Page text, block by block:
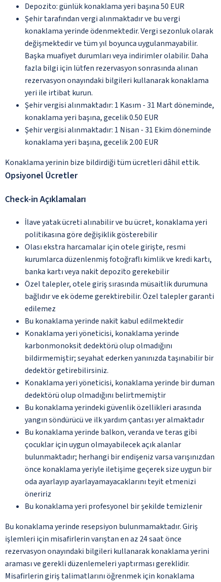
Depozito: günlük konaklama yeri başına 50 EUR
Şehir tarafından vergi alınmaktadır ve bu vergi
konaklama yerinde ödenmektedir. Vergi sezonluk olarak
değişmektedir ve tüm yıl boyunca uygulanmayabilir.
Başka muafiyet durumları veya indirimler olabilir. Daha
fazla bilgi için lütfen rezervasyon sonrasında alınan
rezervasyon onayındaki bilgileri kullanarak konaklama
yeri ile irtibat kurun.
Şehir vergisi alınmaktadır: 1 Kasım - 31 Mart döneminde,
konaklama yeri başına, gecelik 0.50 EUR
Şehir vergisi alınmaktadır: 1 Nisan - 31 Ekim döneminde
konaklama yeri başına, gecelik 2.00 EUR
Konaklama yerinin bize bildirdiği tüm ücretleri dâhil ettik.
Opsiyonel Ücretler
Check-in Açıklamaları
İlave yatak ücreti alınabilir ve bu ücret, konaklama yeri
politikasına göre değişiklik gösterebilir
Olası ekstra harcamalar için otele girişte, resmi
kurumlarca düzenlenmiş fotoğraflı kimlik ve kredi kartı,
banka kartı veya nakit depozito gerekebilir
Özel talepler, otele giriş sırasında müsaitlik durumuna
bağlıdır ve ek ödeme gerektirebilir. Özel talepler garanti
edilemez
Bu konaklama yerinde nakit kabul edilmektedir
Konaklama yeri yöneticisi, konaklama yerinde
karbonmonoksit dedektörü olup olmadığını
bildirmemiştir; seyahat ederken yanınızda taşınabilir bir
dedektör getirebilirsiniz.
Konaklama yeri yöneticisi, konaklama yerinde bir duman
dedektörü olup olmadığını belirtmemiştir
Bu konaklama yerindeki güvenlik özellikleri arasında
yangın söndürücü ve ilk yardım çantası yer almaktadır
Bu konaklama yerinde balkon, veranda ve teras gibi
çocuklar için uygun olmayabilecek açık alanlar
bulunmaktadır; herhangi bir endişeniz varsa varışınızdan
önce konaklama yeriyle iletişime geçerek size uygun bir
oda ayarlayıp ayarlayamayacaklarını teyit etmenizi
öneririz
Bu konaklama yeri profesyonel bir şekilde temizlenir
Bu konaklama yerinde resepsiyon bulunmamaktadır. Giriş
işlemleri için misafirlerin varıştan en az 24 saat önce
rezervasyon onayındaki bilgileri kullanarak konaklama yerini
araması ve gerekli düzenlemeleri yaptırması gereklidir.
Misafirlerin giriş talimatlarını öğrenmek için konaklama